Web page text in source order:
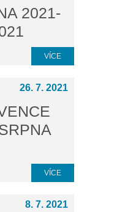
2021-
VÍCE
26. 7. 2021
VÍCE
8. 7. 2021